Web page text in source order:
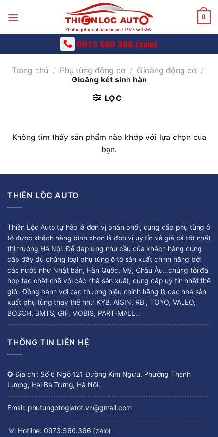
0
0973 560 366 (zalo)
Trang chủ / Phụ tùng động cơ / Gioăng động cơ /
Gioăng két sinh hàn
LỌC
Không tìm thấy sản phẩm nào khớp với lựa chọn của
bạn.
THIÊN LỘC AUTO
Thiên Lộc Auto tự hào là đơn vị phân phối, cung cấp phụ tùng ô
tô được khách hàng bình chọn là đơn vị uy tín và giá cả tốt nhất
thị trường Hà Nội. Để đáp ứng nhu cầu của khách hàng cung
cấp đầy đủ chủng loại phụ tùng ô tô sản xuất chính hãng bởi
các nước như Nhật bản, Hàn Quốc, Mỹ, Châu Âu…chúng tôi đã
hợp tác chặt chẽ với các nhà sản xuất, cung cấp uy tín nhất thế
giới. Đồng hành với các thương hiệu chính hãng là các nhà sản
xuất phụ tùng thay thế như KYB, AISIN, RBI, TOYO, VALEO,
BOSCH, BMTS, GIF, MOBIS, PART-MALL…
THÔNG TIN LIÊN HỆ
✪ Địa chỉ: Số 6 Ngõ 121 Đường Kim Ngưu, Phường Thanh
Lương, Hai Bà Trưng, Hà Nội.
Email: phutungotogiatot.vn@gmail.com
☏ Hotline: 0973.560.366 (zalo)